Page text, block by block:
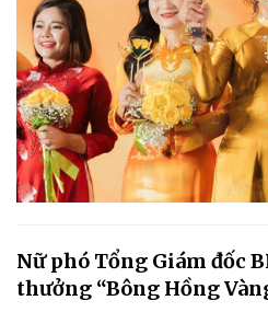
Nữ phó Tổng Giám đốc
thưởng “Bông Hồng